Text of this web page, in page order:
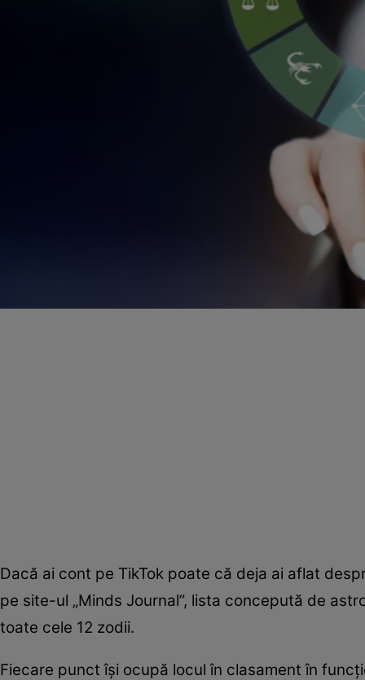
Dacă ai cont pe TikTok poate că deja ai aflat
pe site-ul „Minds Journal”, lista concepută de
toate cele 12 zodii.
Fiecare punct își ocupă locul în clasament în